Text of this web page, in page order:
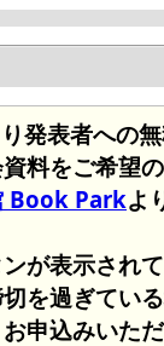
発表者への
料をご希望
Book Parkよ
ンが表示され
を過ぎてい
申込みいただ